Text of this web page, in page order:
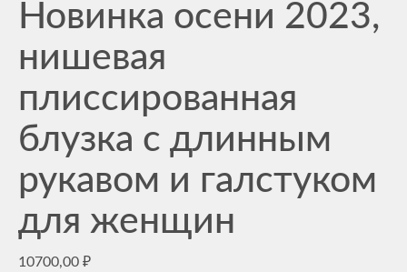
Новинка осени 2023,
нишевая
плиссированная
блузка с длинным
рукавом и галстуком
для женщин
10700,00 ₽